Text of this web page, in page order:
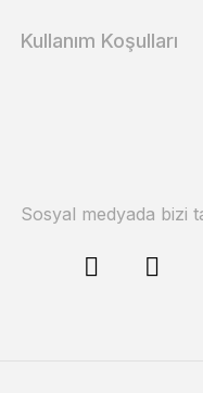
Kullanım Koşulları
Sosyal medyada bizi